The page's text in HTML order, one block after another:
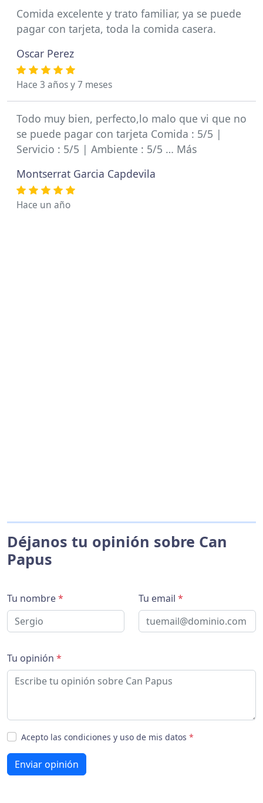
Comida excelente y trato familiar, ya se puede
pagar con tarjeta, toda la comida casera.
Oscar Perez
Hace 3 años y 7 meses
Todo muy bien, perfecto,lo malo que vi que no
se puede pagar con tarjeta Comida : 5/5 |
Servicio : 5/5 | Ambiente : 5/5 … Más
Montserrat Garcia Capdevila
Hace un año
Déjanos tu opinión sobre Can
Papus
Tu nombre* Tu email *
Tu opinión *
Acepto las condiciones y uso de mis datos *
Enviar opinión